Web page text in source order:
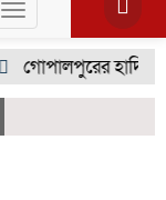
Toggle
navigation
গোপালপুরের হাদিরা